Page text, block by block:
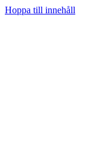
Hoppa till innehåll